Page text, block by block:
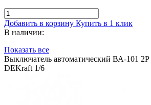
Добавить в корзину Купить в 1 клик
В наличии:
Показать все
Выключатель автоматический ВА-101
DEKraft 1/6